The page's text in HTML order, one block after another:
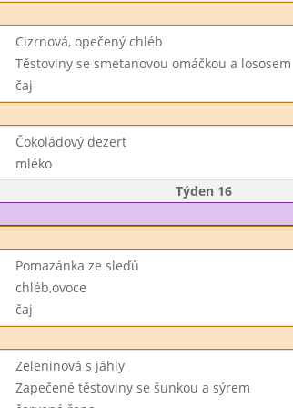
Cizrnová, opečený chléb
Těstoviny se smetanovou omáčkou a lososem
čaj
Čokoládový dezert
mléko
Týden 16
Pomazánka ze sleďů
chléb,ovoce
čaj
Zeleninová s jáhly
Zapečené těstoviny se šunkou a sýrem